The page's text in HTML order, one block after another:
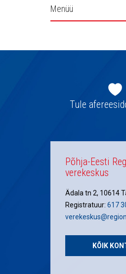
Külgpaani
Menüü
navigatsioon
Tule
Põhja-Eesti
verekeskus
Ädala tn 2, 10614
Registratuur: 617
KÕIK